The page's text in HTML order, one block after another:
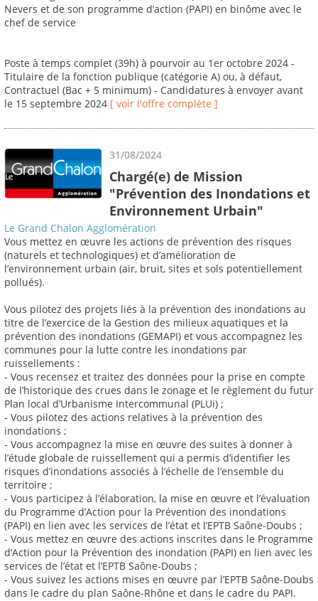
Nevers et de son programme d’action (PAPI) en binôme avec le
chef de service
Poste à temps complet (39h) à pourvoir au 1er octobre 2024 -
Titulaire de la fonction publique (catégorie A) ou, à défaut,
Contractuel (Bac + 5 minimum) - Candidatures à envoyer avant
le 15 septembre 2024 [ voir l'offre complète ]
31/08/2024
Chargé(e) de Mission
"Prévention des Inondations et
Environnement Urbain"
Le Grand Chalon Agglomération
Vous mettez en œuvre les actions de prévention des risques
(naturels et technologiques) et d’amélioration de
l’environnement urbain (air, bruit, sites et sols potentiellement
pollués).
Vous pilotez des projets liés à la prévention des inondations au
titre de l’exercice de la Gestion des milieux aquatiques et la
prévention des inondations (GEMAPI) et vous accompagnez les
communes pour la lutte contre les inondations par
ruissellements :
- Vous recensez et traitez des données pour la prise en compte
de l’historique des crues dans le zonage et le règlement du futur
Plan local d’Urbanisme Intercommunal (PLUi) ;
- Vous pilotez des actions relatives à la prévention des
inondations ;
- Vous accompagnez la mise en œuvre des suites à donner à
l’étude globale de ruissellement qui a permis d’identifier les
risques d’inondations associés à l’échelle de l’ensemble du
territoire ;
- Vous participez à l’élaboration, la mise en œuvre et l’évaluation
du Programme d’Action pour la Prévention des inondations
(PAPI) en lien avec les services de l’état et l’EPTB Saône-Doubs ;
- Vous mettez en œuvre des actions inscrites dans le Programme
d’Action pour la Prévention des inondation (PAPI) en lien avec les
services de l’état et l’EPTB Saône-Doubs ;
- Vous suivez les actions mises en œuvre par l’EPTB Saône-Doubs
dans le cadre du plan Saône-Rhône et dans le cadre du PAPI.